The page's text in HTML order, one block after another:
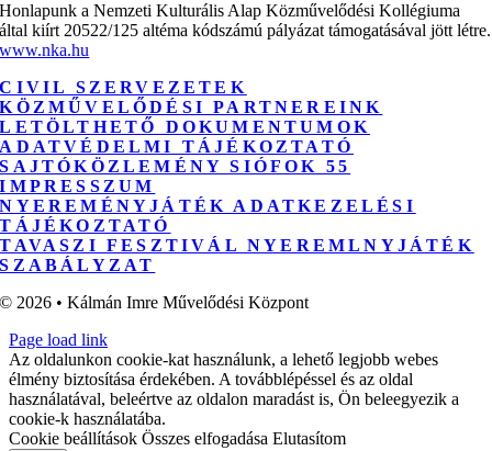
Honlapunk a Nemzeti Kulturális Alap Közművelődési Kollégiuma
által kiírt 20522/125 altéma kódszámú pályázat támogatásával jött létre.
www.nka.hu
CIVIL SZERVEZETEK
KÖZMŰVELŐDÉSI PARTNEREINK
LETÖLTHETŐ DOKUMENTUMOK
ADATVÉDELMI TÁJÉKOZTATÓ
SAJTÓKÖZLEMÉNY SIÓFOK 55
IMPRESSZUM
NYEREMÉNYJÁTÉK ADATKEZELÉSI
TÁJÉKOZTATÓ
TAVASZI FESZTIVÁL NYEREMLNYJÁTÉK
SZABÁLYZAT
© 2026 • Kálmán Imre Művelődési Központ
Page load link
Az oldalunkon cookie-kat használunk, a lehető legjobb webes
élmény biztosítása érdekében. A továbblépéssel és az oldal
használatával, beleértve az oldalon maradást is, Ön beleegyezik a
cookie-k használatába.
Cookie beállítások Összes elfogadása Elutasítom